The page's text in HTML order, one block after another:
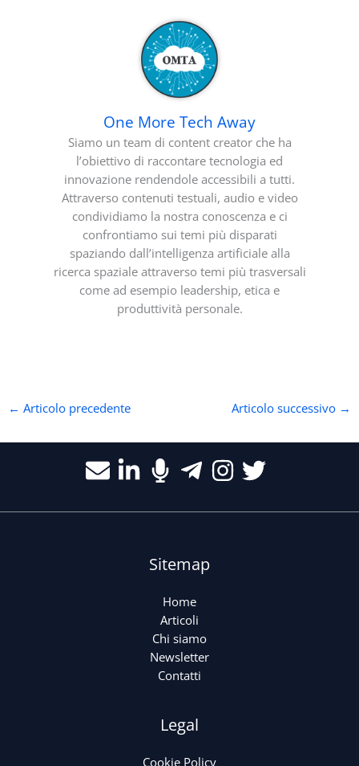
One More Tech Away
Siamo un team di content creator che ha
l’obiettivo di raccontare tecnologia ed
innovazione rendendole accessibili a tutti.
Attraverso contenuti testuali, audio e video
condividiamo la nostra conoscenza e ci
confrontiamo sui temi più disparati
spaziando dall’intelligenza artificiale alla
ricerca spaziale attraverso temi più trasversali
come ad esempio leadership, etica e
produttività personale.
← Articolo precedente Articolo successivo →
Sitemap
Home
Articoli
Chi siamo
Newsletter
Contatti
Legal
Cookie Policy